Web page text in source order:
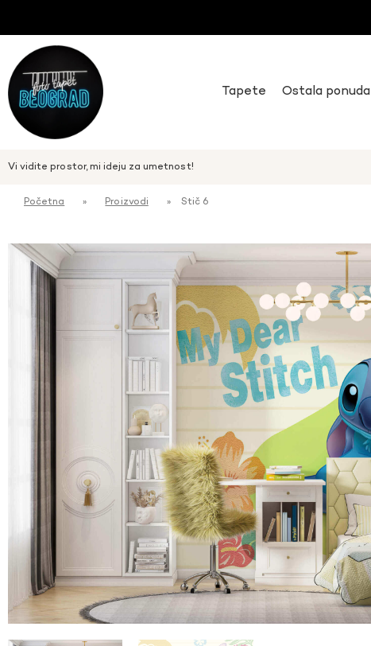
Tapete Ostala ponuda
Vi vidite prostor, mi ideju za umetnost!
Početna » Proizvodi » Stič 6